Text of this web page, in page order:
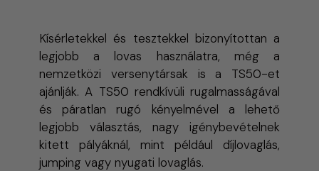
Kísérletekkel és tesztekkel bizonyítottan a
legjobb a lovas használatra, még a
nemzetközi versenytársak is a TS50-et
ajánlják. A TS50 rendkívüli rugalmasságával
és páratlan rugó kényelmével a lehető
legjobb választás, nagy igénybevételnek
kitett pályáknál, mint például díjlovaglás,
jumping vagy nyugati lovaglás.